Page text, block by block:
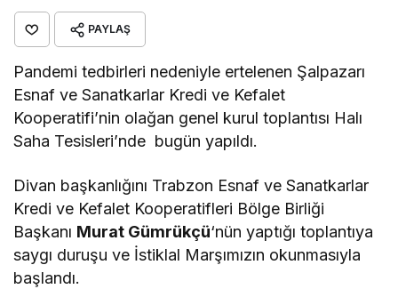
PAYLAŞ
Pandemi tedbirleri nedeniyle ertelenen Şalpazarı
Esnaf ve Sanatkarlar Kredi ve Kefalet
Kooperatifi’nin olağan genel kurul toplantısı Halı
Saha Tesisleri’nde bugün yapıldı.
Divan başkanlığını Trabzon Esnaf ve Sanatkarlar
Kredi ve Kefalet Kooperatifleri Bölge Birliği
Başkanı Murat Gümrükçü‘nün yaptığı toplantıya
saygı duruşu ve İstiklal Marşımızın okunmasıyla
başlandı.